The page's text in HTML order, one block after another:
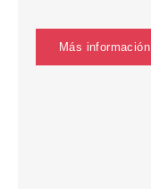
Más información